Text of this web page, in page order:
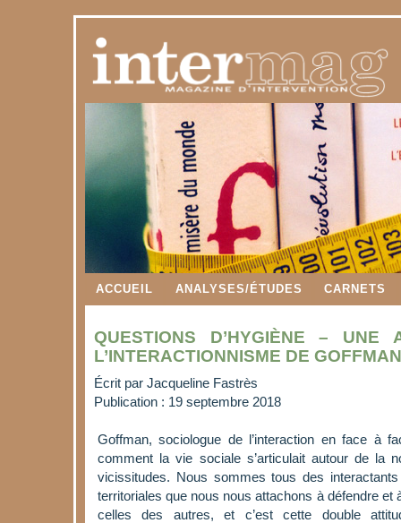
ACCUEIL ANALYSES/ÉTUDES CARNETS
QUESTIONS D’HYGIÈNE – UNE
L’INTERACTIONNISME DE GOFFMAN
Écrit par Jacqueline Fastrès
Publication : 19 septembre 2018
Goffman, sociologue de l’interaction en face à
comment la vie sociale s’articulait autour de la
vicissitudes. Nous sommes tous des
territoriales que nous nous attachons à défendre et
celles des autres, et c’est cette double